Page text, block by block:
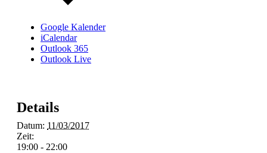
Google Kalender
iCalendar
Outlook 365
Outlook Live
Details
Datum: 11/03/2017
Zeit:
19:00 - 22:00